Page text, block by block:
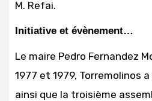
M. Refai.
Initiative et évènement…
Le maire Pedro Fernandez
1977 et 1979, Torremolinos
ainsi que la troisième